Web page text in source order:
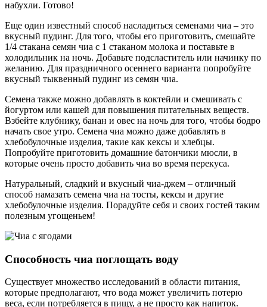
набухли. Готово!
Еще один известный способ насладиться семенами чиа – это
вкусный пудинг. Для того, чтобы его приготовить, смешайте
1/4 стакана семян чиа с 1 стаканом молока и поставьте в
холодильник на ночь. Добавьте подсластитель или начинку по
желанию. Для праздничного осеннего варианта попробуйте
вкусный тыквенный пудинг из семян чиа.
Семена также можно добавлять в коктейли и смешивать с
йогуртом или кашей для повышения питательных веществ.
Взбейте клубнику, банан и овес на ночь для того, чтобы бодро
начать свое утро. Семена чиа можно даже добавлять в
хлебобулочные изделия, такие как кексы и хлебцы.
Попробуйте приготовить домашние батончики мюсли, в
которые очень просто добавить чиа во время перекуса.
Натуральный, сладкий и вкусный чиа-джем – отличный
способ намазать семена чиа на тосты, кексы и другие
хлебобулочные изделия. Порадуйте себя и своих гостей таким
полезным угощеньем!
Способность чиа поглощать воду
Существует множество исследований в области питания,
которые предполагают, что вода может увеличить потерю
веса, если потребляется в пищу, а не просто как напиток.